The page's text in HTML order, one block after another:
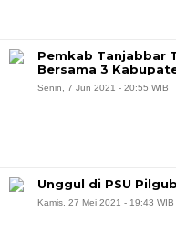
Pemkab Tanjabbar
Bersama 3
Senin, 7 Jun 2021 - 20:55 WIB
Unggul di PSU
Kamis, 27 Mei 2021 - 19:43 WIB